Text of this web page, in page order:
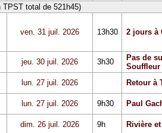
total de 521h45)
ven. 31 juil. 2026 13h30 2 jours à
jeu. 30 juil. 2026 3h30
Pas de
Souffleur
lun. 27 juil. 2026 Retour à
lun. 27 juil. 2026 9h30 Paul
dim. 26 juil. 2026 9h Rivière